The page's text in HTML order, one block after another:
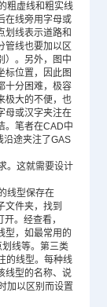
粗虚线和粗实线
在线旁用字母或
划线表示道路和
管线也要加以区
）。另外，图中
标位置，因此图
十分困难，极容
极大的不便，也
母或汉字夹注在
。笔者在CAD中
沿途夹注了GAS
。这就需要设计
线型保存在
文件夹，找到
。经查看，
型，如最常用的
线等。第三类
的线型。每种线
线型的名称、说
加以区别而设置